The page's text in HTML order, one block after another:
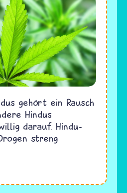
gehört ein Rausch
Hindus
darauf. Hindu-
streng